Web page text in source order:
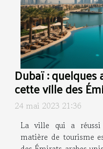
Dubaï :
cette ville des
24 mai 2023 21:36
La ville qui a
matière de tourisme